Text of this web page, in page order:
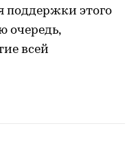
поддержки этого
очередь,
всей